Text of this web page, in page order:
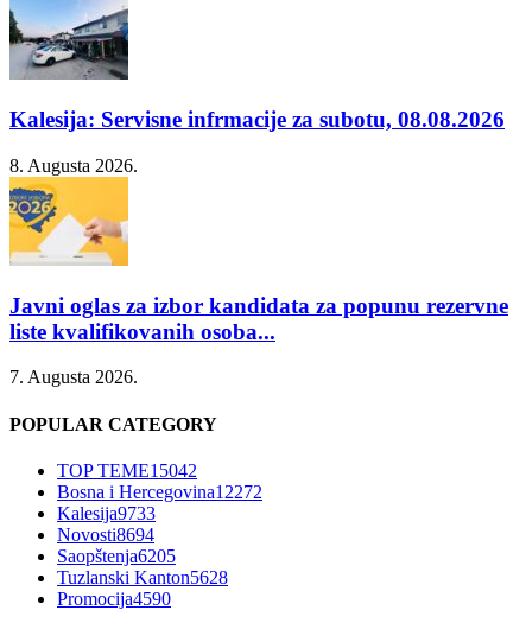
Kalesija: Servisne infrmacije za subotu, 08.08.2026
8. Augusta 2026.
Javni oglas za izbor kandidata za popunu rezervne
liste kvalifikovanih osoba...
7. Augusta 2026.
POPULAR CATEGORY
TOP TEME15042
Bosna i Hercegovina12272
Kalesija9733
Novosti8694
Saopštenja6205
Tuzlanski Kanton5628
Promocija4590